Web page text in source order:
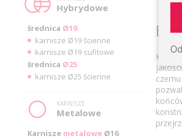
Hybrydowe
średnica Ø19
karnisze Ø19 ścienne
karnisze Ø19 sufitowe
średnica Ø25
karnisze Ø25 ścienne
KARNISZE
Metalowe
Karnisze metalowe Ø16